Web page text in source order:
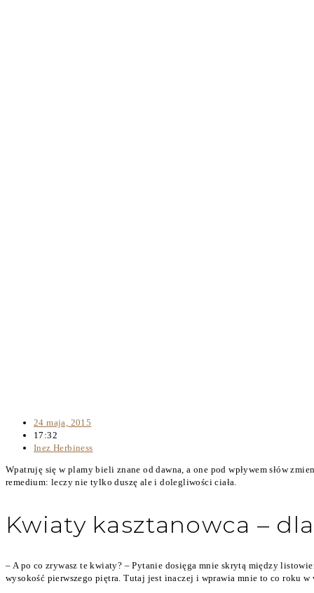
24 maja, 2015
17:32
Inez Herbiness
Wpatruję się w plamy bieli znane od dawna, a one pod wpływem słów
remedium: leczy nie tylko duszę ale i dolegliwości ciała.
Kwiaty kasztanowca –
– A po co zrywasz te kwiaty? – Pytanie dosięga mnie skrytą między
wysokość pierwszego piętra. Tutaj jest inaczej i wprawia mnie to co roku w